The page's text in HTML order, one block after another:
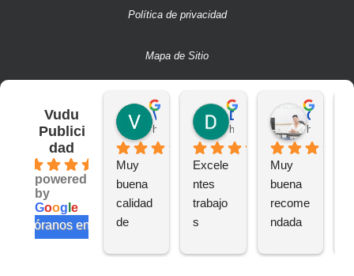
Política de privacidad
Mapa de Sitio
Vudu
Publici
dad
powered
by
Goog e
valóranos en
hace 2 años
Muy
buena
calidad
de
s
hace 2 años
Excele
ntes
trabajo
s
hace 2
Muy
buena
recome
ndada